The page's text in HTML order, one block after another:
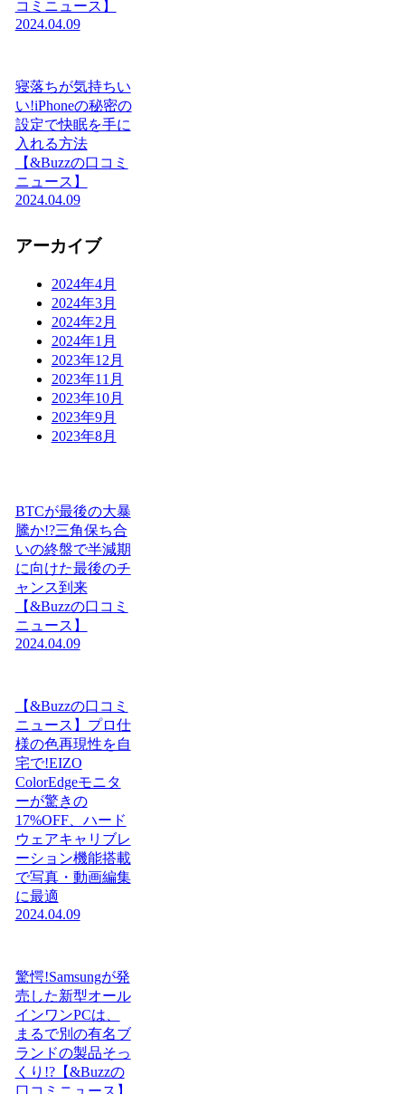
コミニュース】
2024.04.09
寝落ちが気持ちい
い!iPhoneの秘密の
設定で快眠を手に
入れる方法
【&Buzzの口コミ
ニュース】
2024.04.09
アーカイブ
2024年4月
2024年3月
2024年2月
2024年1月
2023年12月
2023年11月
2023年10月
2023年9月
2023年8月
BTCが最後の大暴
騰か!?三角保ち合
いの終盤で半減期
に向けた最後のチ
ャンス到来
【&Buzzの口コミ
ニュース】
2024.04.09
【&Buzzの口コミ
ニュース】プロ仕
様の色再現性を自
宅で!EIZO
ColorEdgeモニタ
ーが驚きの
17%OFF、ハード
ウェアキャリブレ
ーション機能搭載
で写真・動画編集
に最適
2024.04.09
驚愕!Samsungが発
売した新型オール
インワンPCは、
まるで別の有名ブ
ランドの製品そっ
くり!?【&Buzzの